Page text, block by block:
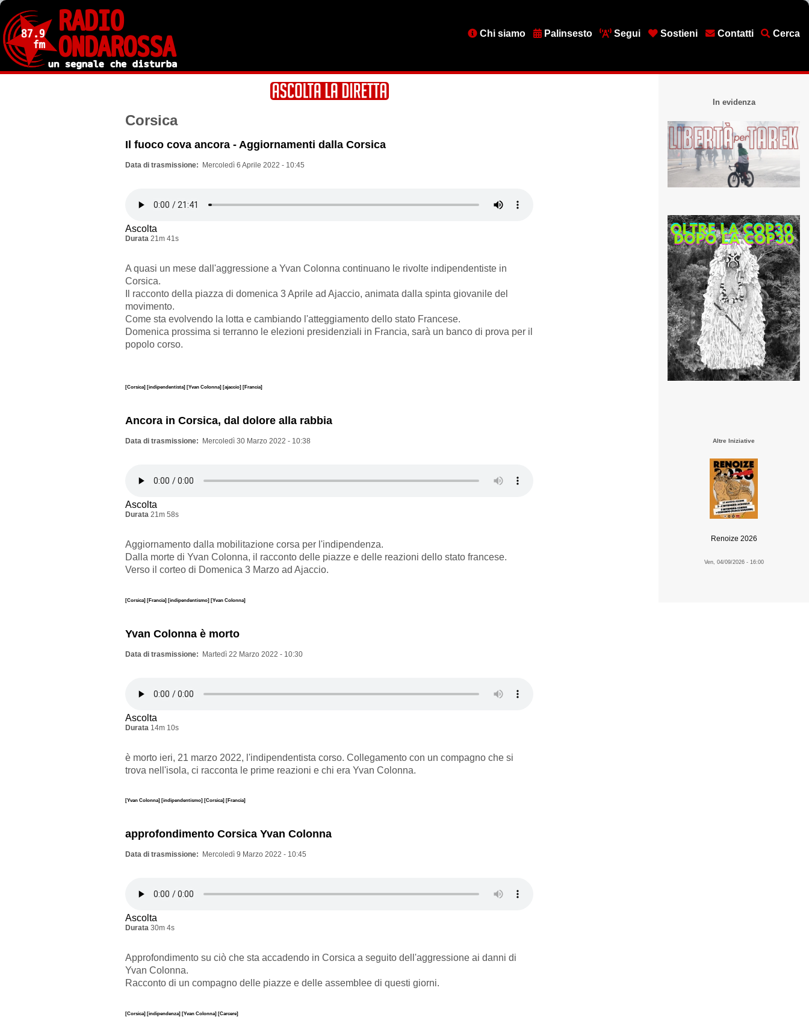
Salta
contenuto
principale
MenuChi siamo Palinsesto Segui Sostieni Contatti Cerca
Corsica
Il fuoco cova ancora - Aggiornamenti dalla Corsica
Data di trasmissione Mercoledì 6 Aprile 2022 - 10:45
Ascolta
Durata 21m 41s
A quasi un mese dall'aggressione a Yvan Colonna continuano le rivolte indipendentiste in
Corsica.
Il racconto della piazza di domenica 3 Aprile ad Ajaccio, animata dalla spinta giovanile del
movimento.
Come sta evolvendo la lotta e cambiando l'atteggiamento dello stato Francese.
Domenica prossima si terranno le elezioni presidenziali in Francia, sarà un banco di prova per il
popolo corso.
[Corsica] [indipendentista] [Yvan Colonna] [ajaccio] [Francia]
Ancora in Corsica, dal dolore alla rabbia
Data di trasmissione Mercoledì 30 Marzo 2022 - 10:38
Ascolta
Durata 21m 58s
Aggiornamento dalla mobilitazione corsa per l'indipendenza.
Dalla morte di Yvan Colonna, il racconto delle piazze e delle reazioni dello stato francese.
Verso il corteo di Domenica 3 Marzo ad Ajaccio.
[Corsica] [Francia] [indipendentismo] [Yvan Colonna]
Yvan Colonna è morto
Data di trasmissione Martedì 22 Marzo 2022 - 10:30
Ascolta
Durata 14m 10s
è morto ieri, 21 marzo 2022, l'indipendentista corso. Collegamento con un compagno che si
trova nell'isola, ci racconta le prime reazioni e chi era Yvan Colonna.
[Yvan Colonna] [indipendentismo] [Corsica] [Francia]
approfondimento Corsica Yvan Colonna
Data di trasmissione Mercoledì 9 Marzo 2022 - 10:45
Ascolta
Durata 30m 4s
Approfondimento su ciò che sta accadendo in Corsica a seguito dell'aggressione ai danni di
Yvan Colonna.
Racconto di un compagno delle piazze e delle assemblee di questi giorni.
[Corsica] [indipendenza] [Yvan Colonna] [Carcere]
In evidenza
Altre Iniziative
Renoize 2026
Ven, 04/09/2026 - 16:00